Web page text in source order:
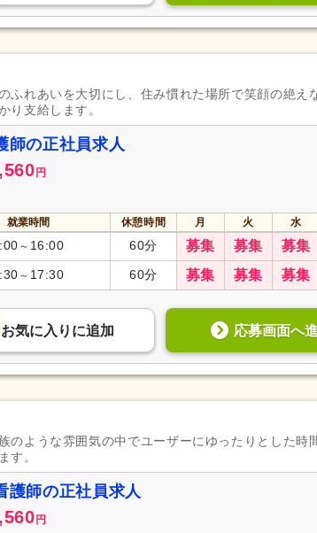
ふれあいを大切にし、住み慣れた場所で笑顔の絶え
り支給します。
師の正社員求人
円
就業時間 休憩時間 月 火 水
～ 16:00 60分 募集 募集 募集
～ 17:30 60分 募集 募集 募集
お気に入り に追加 応募画面へ
のような雰囲気の中でユーザーにゆったりとした時
す。
護師の正社員求人
円